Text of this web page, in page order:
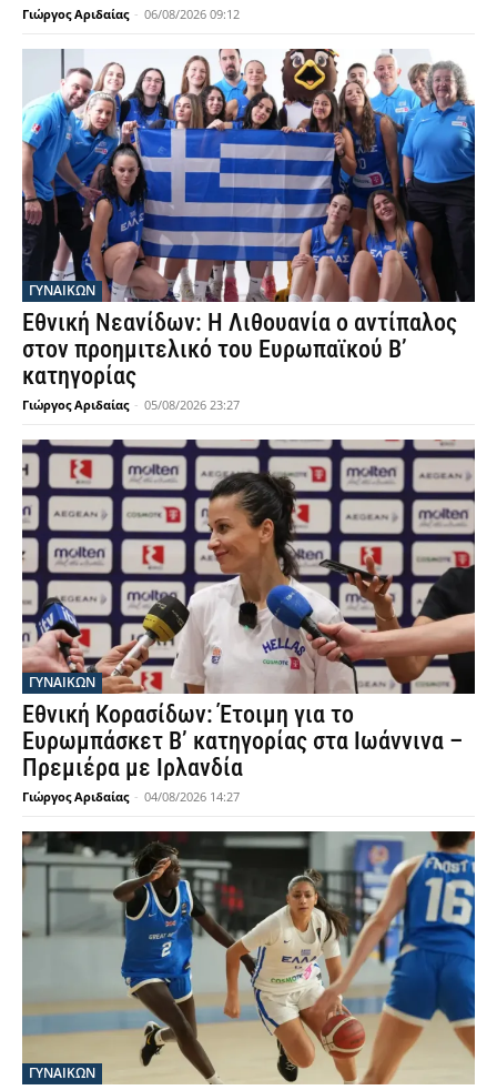
Γιώργος Αριδαίας - 06/08/2026 09:12
ΓΥΝΑΙΚΩΝ
Εθνική Νεανίδων: Η Λιθουανία ο αντίπαλος
στον προημιτελικό του Ευρωπαϊκού Β’
κατηγορίας
Γιώργος Αριδαίας - 05/08/2026 23:27
ΓΥΝΑΙΚΩΝ
Εθνική Κορασίδων: Έτοιμη για το
Ευρωμπάσκετ Β’ κατηγορίας στα Ιωάννινα –
Πρεμιέρα με Ιρλανδία
Γιώργος Αριδαίας - 04/08/2026 14:27
ΓΥΝΑΙΚΩΝ